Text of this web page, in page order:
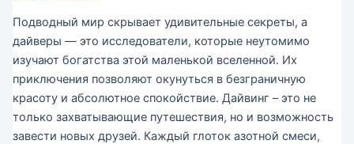
Подводный мир скрывает удивительные секреты, а
дайверы — это исследователи, которые неутомимо
изучают богатства этой маленькой вселенной. Их
приключения позволяют окунуться в безграничную
красоту и абсолютное спокойствие. Дайвинг – это не
только захватывающие путешествия, но и возможность
завести новых друзей. Каждый глоток азотной смеси,